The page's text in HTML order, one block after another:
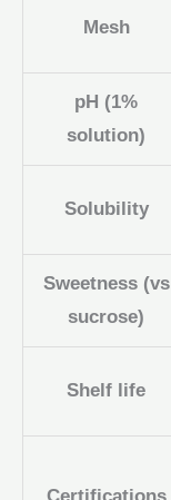
Mesh
pH (1%
solution)
Solubility
Sweetness (vs
sucrose)
Shelf life